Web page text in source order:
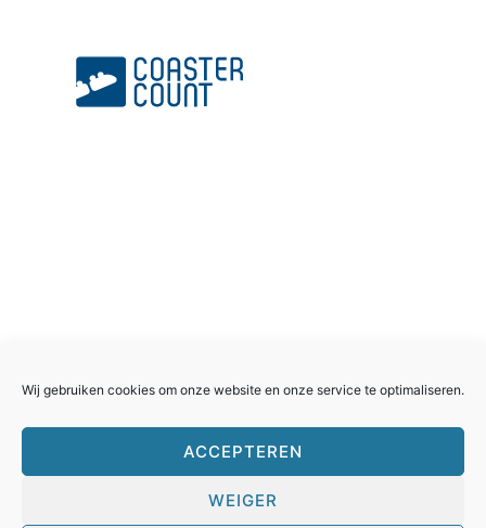
Wij gebruiken cookies om onze website en onze service te optimaliseren.
ACCEPTEREN
WEIGER
Cookies